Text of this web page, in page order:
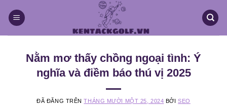
đến
Nằm mơ thấy chồng ngoại tình: Ý
nghĩa và điềm báo thú vị 2025
ĐÃ ĐĂNG TRÊNTHÁNG MƯỜI MỘT 25, 2024 BỞISEO